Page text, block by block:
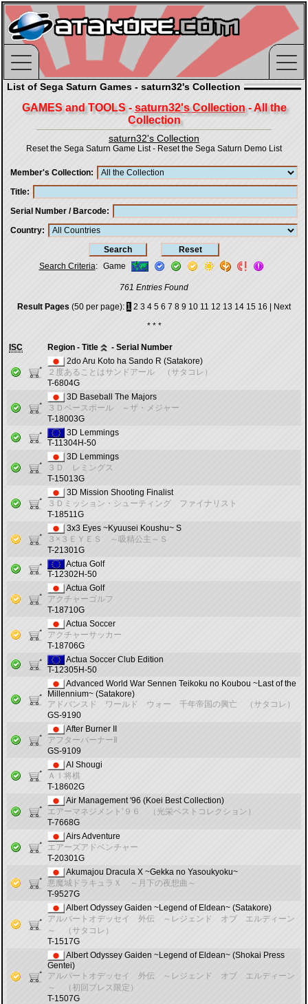
List of Sega Saturn Games - saturn32's Collection
GAMES and TOOLS - saturn32's Collection- All the
Collection
saturn32's Collection
Reset the Sega Saturn Game List- Reset the Sega Saturn Demo List
Member's Collection
Title
Serial Number / Barcode
Country
Search Criteria: Game
761 Entries Found
Result Pages (50 per page): 1 2 3 4 5 6 7 8 9 10 11 12 13 14 15 16
Next
* * *
ISC Region - Title
- Serial Number
2do Aru Koto ha Sando R (Satakore)
２度あることはサンドアール （サタコレ）
T-6804G
3D Baseball The Majors
３Ｄベースボール ～ザ・メジャー
T-18003G
3D Lemmings
T-11304H-50
3D Lemmings
３Ｄ レミングス
T-15013G
3D Mission Shooting Finalist
３Ｄミッション・シューティング ファイナリスト
T-18511G
3x3 Eyes ~Kyuusei Koushu~ S
３×３ＥＹＥＳ ～吸精公主～Ｓ
T-21301G
Actua Golf
T-12302H-50
Actua Golf
アクチャーゴルフ
T-18710G
Actua Soccer
アクチャーサッカー
T-18706G
Actua Soccer Club Edition
T-12305H-50
Advanced World War Sennen Teikoku no Koubou ~Last of the
Millennium~ (Satakore)
アドバンスド ワールド ウォー 千年帝国の興亡 （サタコレ）
GS-9190
After Burner II
アフターバーナーⅡ
GS-9109
AI Shougi
ＡＩ将棋
T-18602G
Air Management '96 (Koei Best Collection)
エアーマネジメント’９６ （光栄ベストコレクション）
T-7668G
Airs Adventure
エアーズアドベンチャー
T-20301G
Akumajou Dracula X ~Gekka no Yasoukyoku~
悪魔城ドラキュラＸ ～月下の夜想曲～
T-9527G
Albert Odyssey Gaiden ~Legend of Eldean~ (Satakore)
アルバートオデッセイ 外伝 ～レジェンド オブ エルディーン
～ （サタコレ）
T-1517G
Albert Odyssey Gaiden ~Legend of Eldean~ (Shokai Press
Gentei)
アルバートオデッセイ 外伝 ～レジェンド オブ エルディーン
～ （初回プレス限定）
T-1507G